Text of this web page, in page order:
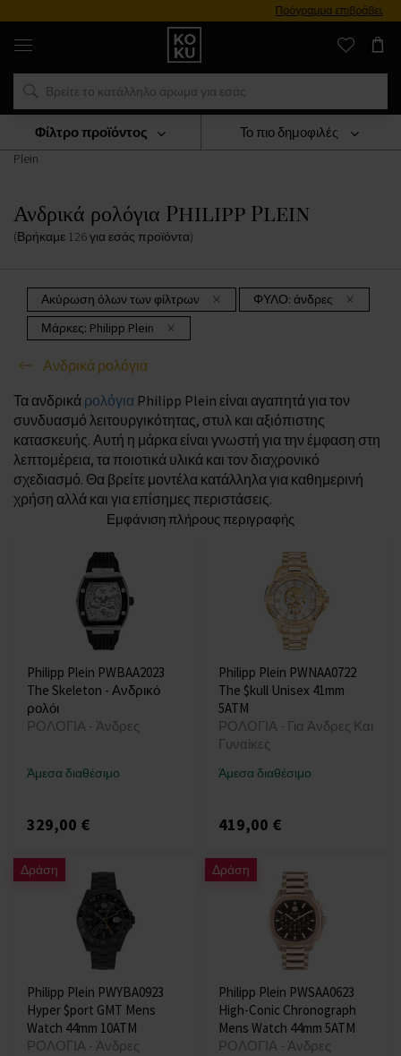
Αυθεντικά
αρώματα
και
ρολόγια
σε
μέρος
ΡΟΛΟΓΙΑ
Ανδρικά Ρολόγια
Ανδρικά Ρολόγια Philipp
Plein
Ανδρικά ρολόγια Philipp Plein
(Βρήκαμε 126για εσάς προϊόντα)
Το πιο δημοφιλές
Ακύρωση όλων των φίλτρων ΦΥΛΟ: άνδρες
Μάρκες: Philipp Plein
Ανδρικά ρολόγια
Φίλτρο προϊόντος
Τα ανδρικά ρολόγια Philipp Plein είναι αγαπητά για τον
συνδυασμό λειτουργικότητας, στυλ και αξιόπιστης
κατασκευής. Αυτή η μάρκα είναι γνωστή για την έμφαση στη
λεπτομέρεια, τα ποιοτικά υλικά και τον διαχρονικό
σχεδιασμό. Θα βρείτε μοντέλα κατάλληλα για καθημερινή
χρήση αλλά και για επίσημες περιστάσεις.
Εμφάνιση πλήρους περιγραφής
Philipp Plein PWBAA2023
The Skeleton - Ανδρικό
ρολόι
ΡΟΛΟΓΙΑ - Άνδρες
Άμεσα διαθέσιμο
329,00 €
Philipp Plein PWNAA0722
The $kull Unisex 41mm
5ATM
ΡΟΛΟΓΙΑ - Για Άνδρες Και
Γυναίκες
Άμεσα διαθέσιμο
419,00 €
Δράση
Philipp Plein PWYBA0923
Hyper $port GMT Mens
Watch 44mm 10ATM
ΡΟΛΟΓΙΑ - Άνδρες
Δράση
Philipp Plein PWSAA0623
High-Conic Chronograph
Mens Watch 44mm 5ATM
ΡΟΛΟΓΙΑ - Άνδρες